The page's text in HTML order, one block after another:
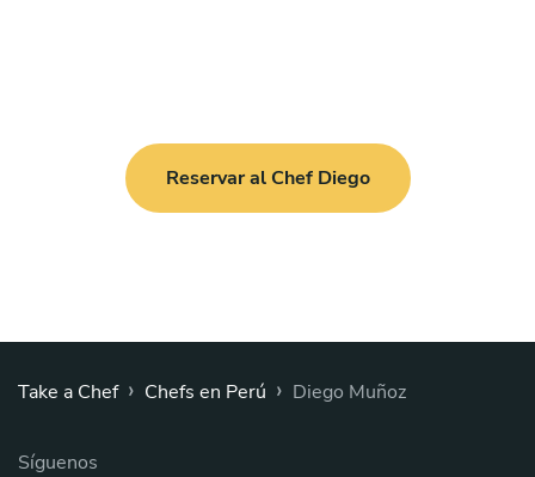
Reservar al Chef Diego
Take a Chef › Chefs en Perú › Diego Muñoz
Síguenos